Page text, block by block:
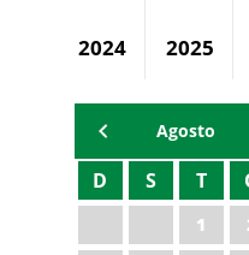
2024 2025
Agosto
D S T
1